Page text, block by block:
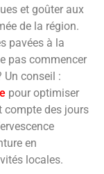
et goûter aux
de la région.
pavées à la
pas commencer
Un conseil :
pour optimiser
compte des jours
en
locales.